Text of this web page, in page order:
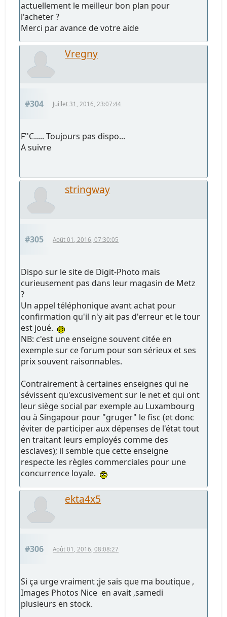
actuellement le meilleur bon plan pour
l'acheter ?
Merci par avance de votre aide
Vregny
#304 Juillet 31, 2016, 23:07:44
F''C..... Toujours pas dispo...
A suivre
stringway
#305 Août 01, 2016, 07:30:05
Dispo sur le site de Digit-Photo mais
curieusement pas dans leur magasin de Metz
?
Un appel téléphonique avant achat pour
confirmation qu'il n'y ait pas d'erreur et le tour
est joué.
NB: c'est une enseigne souvent citée en
exemple sur ce forum pour son sérieux et ses
prix souvent raisonnables.
Contrairement à certaines enseignes qui ne
sévissent qu'excusivement sur le net et qui ont
leur siège social par exemple au Luxambourg
ou à Singapour pour "gruger" le fisc (et donc
éviter de participer aux dépenses de l'état tout
en traitant leurs employés comme des
esclaves); il semble que cette enseigne
respecte les règles commerciales pour une
concurrence loyale.
ekta4x5
#306 Août 01, 2016, 08:08:27
Si ça urge vraiment ;je sais que ma boutique ,
Images Photos Nice en avait ,samedi
plusieurs en stock.